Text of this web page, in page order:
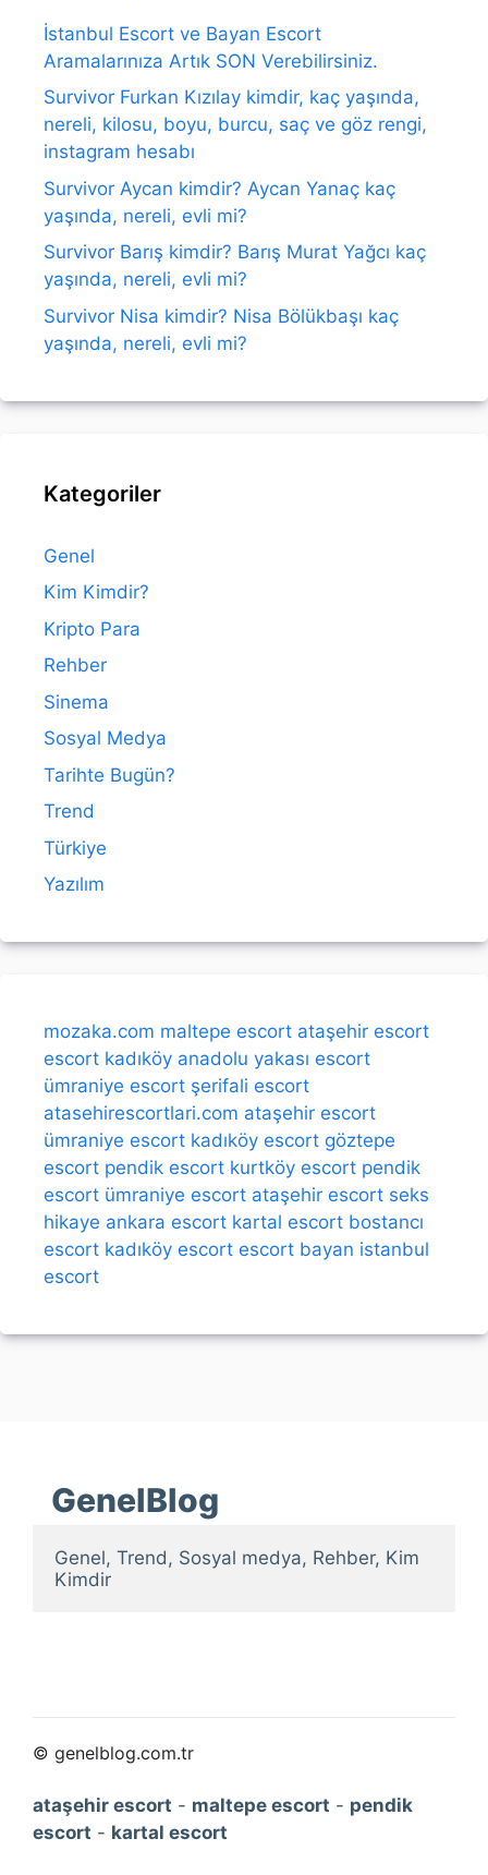
İstanbul Escort ve Bayan Escort
Aramalarınıza Artık SON Verebilirsiniz.
Survivor Furkan Kızılay kimdir, kaç yaşında,
nereli, kilosu, boyu, burcu, saç ve göz rengi,
instagram hesabı
Survivor Aycan kimdir? Aycan Yanaç kaç
yaşında, nereli, evli mi?
Survivor Barış kimdir? Barış Murat Yağcı kaç
yaşında, nereli, evli mi?
Survivor Nisa kimdir? Nisa Bölükbaşı kaç
yaşında, nereli, evli mi?
Kategoriler
Genel
Kim Kimdir?
Kripto Para
Rehber
Sinema
Sosyal Medya
Tarihte Bugün?
Trend
Türkiye
Yazılım
mozaka.com maltepe escort ataşehir escort
escort kadıköy anadolu yakası escort
ümraniye escort şerifali escort
atasehirescortlari.com ataşehir escort
ümraniye escort kadıköy escort göztepe
escort pendik escort kurtköy escort pendik
escort ümraniye escort ataşehir escort seks
hikaye ankara escort kartal escort bostancı
escort kadıköy escort escort bayan istanbul
escort
GenelBlog
Genel, Trend, Sosyal medya, Rehber, Kim
Kimdir
© genelblog.com.tr
ataşehir escort - maltepe escort - pendik
escort - kartal escort